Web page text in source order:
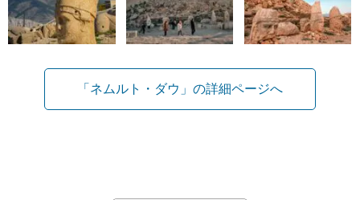
「ネムルト・ダウ」の詳細ページへ